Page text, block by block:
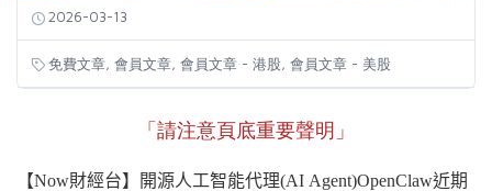
2026-03-13
免費文章 會員文章 會員文章 - 港股 會員文章 - 美股
「請注意頁底重要聲明」
【Now財經台】開源人工智能代理(AI Agent)OpenClaw近期